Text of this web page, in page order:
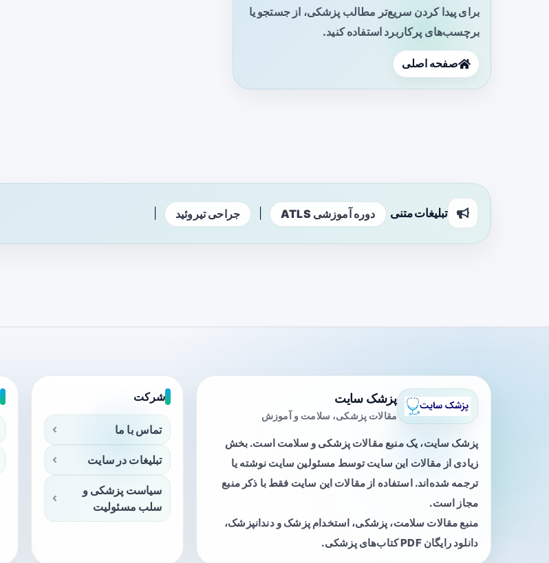
برای پیدا کردن سریع‌تر مطالب پزشکی، از جستجو یا
برچسب‌های پرکاربرد استفاده کنید.
صفحه اصلی
تبلیغات متنی دوره آموزشی ATLS جراحی تیروئید
پزشک سایت
مقالات پزشکی، سلامت و آموزش
پزشک سایت، یک منبع مقالات پزشکی و سلامت است. بخش
زیادی از مقالات این سایت توسط مسئولین سایت نوشته یا
ترجمه شده‌اند. استفاده از مقالات این سایت فقط با ذکر منبع
مجاز است.
منبع مقالات سلامت، پزشکی، استخدام پزشک و دندانپزشک،
دانلود رایگان PDF کتاب‌های پزشکی.
شرکت
تماس با ما
تبلیغات در سایت
سیاست پزشکی و
سلب مسئولیت